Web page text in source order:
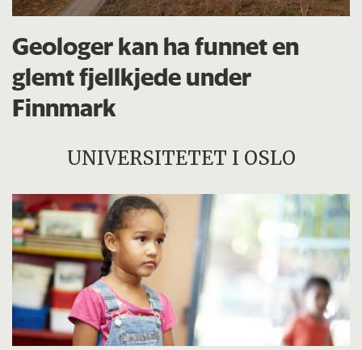
Geologer kan ha funnet en
glemt fjellkjede under
Finnmark
UNIVERSITETET I OSLO